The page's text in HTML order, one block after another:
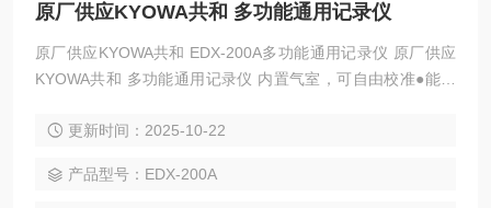
原厂供应KYOWA共和 多功能通用记录仪
原厂供应KYOWA共和 EDX-200A多功能通用记录仪 原厂供应
KYOWA共和 多功能通用记录仪 内置气室，可自由校准●能够
精度高，支持大应变 ● 改进的电缆管理 ● 内置打印机 ● 通过一
1000 个通道
更新时间：2025-10-22
产品型号：EDX-200A